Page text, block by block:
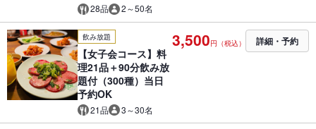
28品 2～50名
飲み放題
【女子会コース】料
理21品＋90分飲み放
題付（300種）当日
予約OK
21品 3～30名
3,500円（税込） 詳細・予約